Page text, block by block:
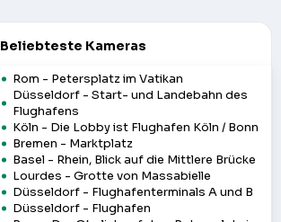
Beliebteste Kameras
Rom - Petersplatz im Vatikan
Düsseldorf - Start- und Landebahn des
Flughafens
Köln - Die Lobby ist Flughafen Köln / Bonn
Bremen - Marktplatz
Basel - Rhein, Blick auf die Mittlere Brücke
Lourdes - Grotte von Massabielle
Düsseldorf - Flughafenterminals A und B
Düsseldorf - Flughafen